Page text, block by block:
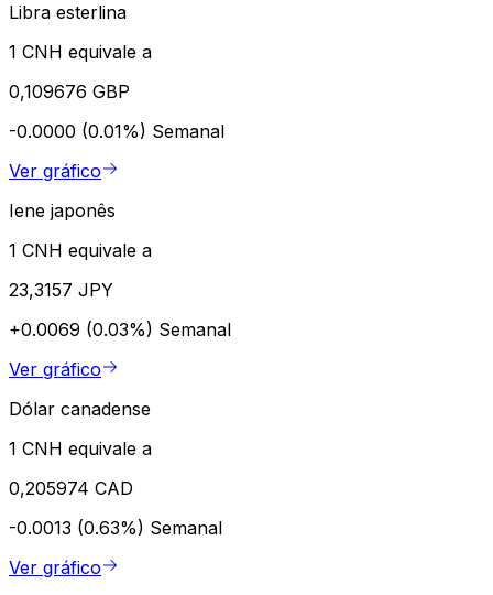
Libra esterlina
1 CNH equivale a
0,109676 GBP
-0.0000 (0.01%) Semanal
Ver gráfico
Iene japonês
1 CNH equivale a
23,3157 JPY
+0.0069 (0.03%) Semanal
Ver gráfico
Dólar canadense
1 CNH equivale a
0,205974 CAD
-0.0013 (0.63%) Semanal
Ver gráfico